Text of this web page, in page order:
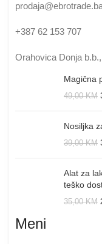
+387 62 153 707
Orahovica Donja
Magična
49,00KM
Nosiljka
39,00KM
Alat za
teško
35,00KM
Meni